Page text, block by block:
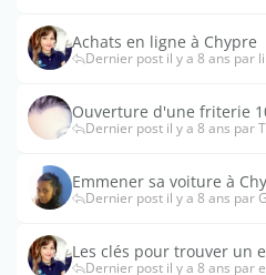
Achats en ligne à Chypre
Dernier post il y a 8 ans par
Ouverture d'une friterie
Dernier post il y a 8 ans par
Emmener sa voiture à
Dernier post il y a 8 ans par
Les clés pour trouver un
Dernier post il y a 8 ans par